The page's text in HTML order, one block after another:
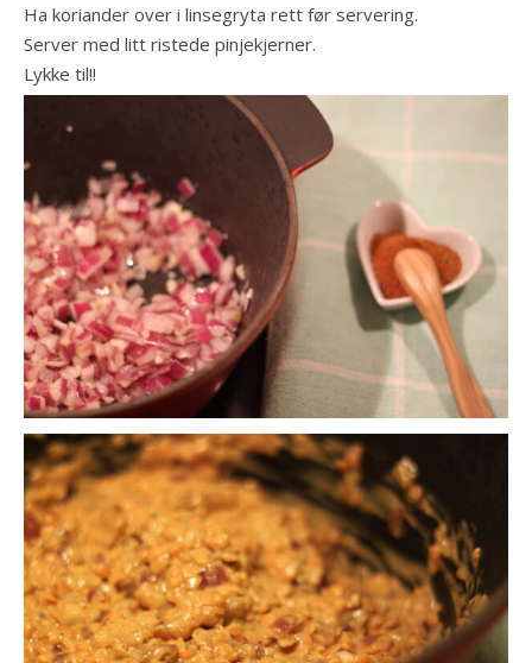
Ha koriander over i linsegryta rett før servering.
Server med litt ristede pinjekjerner.
Lykke til!!